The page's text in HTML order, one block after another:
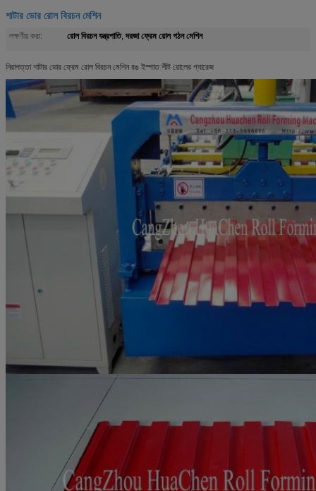
শাটার ডোর রোল বিরচন মেশিন
লক্ষণীয় করা: রোল বিরচন যন্ত্রপাতি,দরজা ফ্রেম রোল গঠন মেশিন
নিরাপত্তা শাটার ডোর ফ্রেম রোল বিরচন মেশিন রঙ ইস্পাত শীট রোলের গ্যারেজ